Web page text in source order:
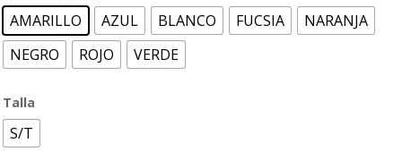
AMARILLO AZUL BLANCO FUCSIA
NARANJA
NEGRO
ROJO VERDE
Talla
S/T